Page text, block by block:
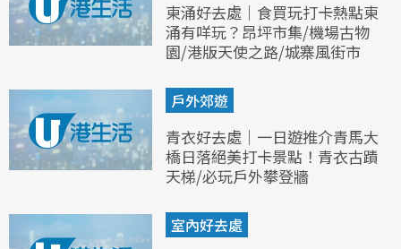
東涌好去處｜食買玩打卡熱點東
涌有咩玩？昂坪市集/機場古物
園/港版天使之路/城寨風街市
戶外郊遊
青衣好去處｜一日遊推介青馬大
橋日落絕美打卡景點！青衣古蹟
天梯/必玩戶外攀登牆
室內好去處